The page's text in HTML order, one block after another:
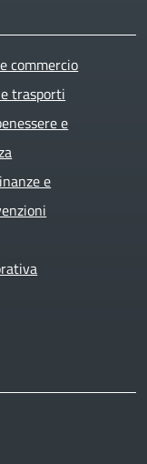
commercio
trasporti
e
e